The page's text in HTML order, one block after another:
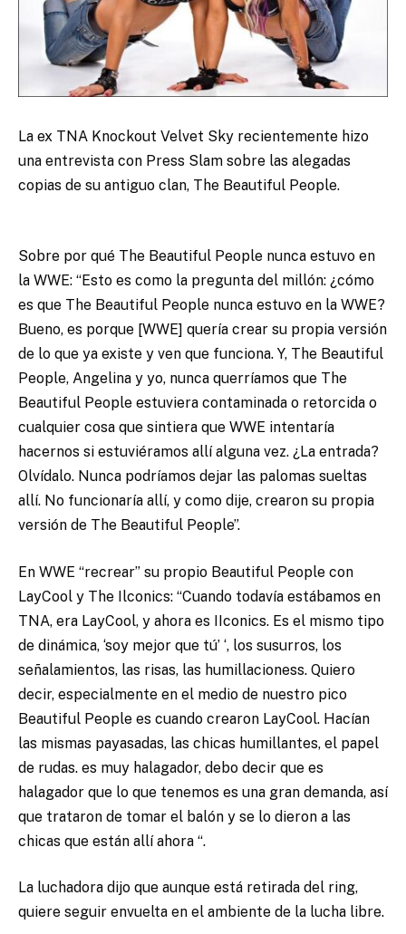
La ex TNA Knockout Velvet Sky recientemente hizo
una entrevista con Press Slam sobre las alegadas
copias de su antiguo clan, The Beautiful People.
Sobre por qué The Beautiful People nunca estuvo en
la WWE: “Esto es como la pregunta del millón: ¿cómo
es que The Beautiful People nunca estuvo en la WWE?
Bueno, es porque [WWE] quería crear su propia versión
de lo que ya existe y ven que funciona. Y, The Beautiful
People, Angelina y yo, nunca querríamos que The
Beautiful People estuviera contaminada o retorcida o
cualquier cosa que sintiera que WWE intentaría
hacernos si estuviéramos allí alguna vez. ¿La entrada?
Olvídalo. Nunca podríamos dejar las palomas sueltas
allí. No funcionaría allí, y como dije, crearon su propia
versión de The Beautiful People”.
En WWE “recrear” su propio Beautiful People con
LayCool y The Ilconics: “Cuando todavía estábamos en
TNA, era LayCool, y ahora es IIconics. Es el mismo tipo
de dinámica, ‘soy mejor que tú’ ‘, los susurros, los
señalamientos, las risas, las humillacioness. Quiero
decir, especialmente en el medio de nuestro pico
Beautiful People es cuando crearon LayCool. Hacían
las mismas payasadas, las chicas humillantes, el papel
de rudas. es muy halagador, debo decir que es
halagador que lo que tenemos es una gran demanda, así
que trataron de tomar el balón y se lo dieron a las
chicas que están allí ahora “.
La luchadora dijo que aunque está retirada del ring,
quiere seguir envuelta en el ambiente de la lucha libre.